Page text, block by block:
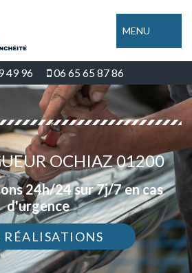
MENU
49 96 06 65 65 87 86
OCHIAZ 01200
24h/24 sur 7j/7 en cas
d'urgence
RÉALISATIONS